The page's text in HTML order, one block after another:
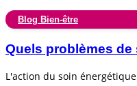
Blog Bien-être
Quels problèmes
L'action du soin